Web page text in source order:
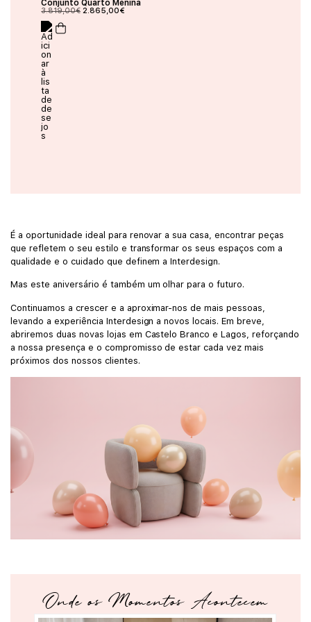
Conjunto Quarto Menina
3.819,00€ 2.865,00€
É a oportunidade ideal para renovar a sua casa, encontrar peças
que refletem o seu estilo e transformar os seus espaços com a
qualidade e o cuidado que definem a Interdesign.
Mas este aniversário é também um olhar para o futuro.
Continuamos a crescer e a aproximar-nos de mais pessoas,
levando a experiência Interdesign a novos locais. Em breve,
abriremos duas novas lojas em Castelo Branco e Lagos, reforçando
a nossa presença e o compromisso de estar cada vez mais
próximos dos nossos clientes.
Onde os Momentos Acontecem